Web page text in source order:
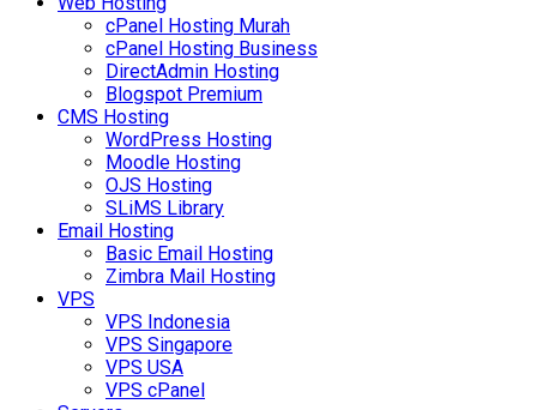
cPanel Hosting Murah
cPanel Hosting Business
DirectAdmin Hosting
Blogspot Premium
CMS Hosting
WordPress Hosting
Moodle Hosting
OJS Hosting
SLiMS Library
Email Hosting
Basic Email Hosting
Zimbra Mail Hosting
VPS
VPS Indonesia
VPS Singapore
VPS USA
VPS cPanel